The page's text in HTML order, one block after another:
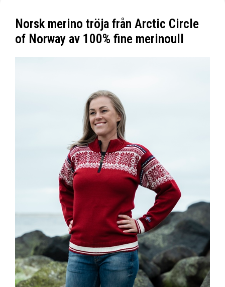
Norsk merino tröja från Arctic Circle
of Norway av 100% fine merinoull